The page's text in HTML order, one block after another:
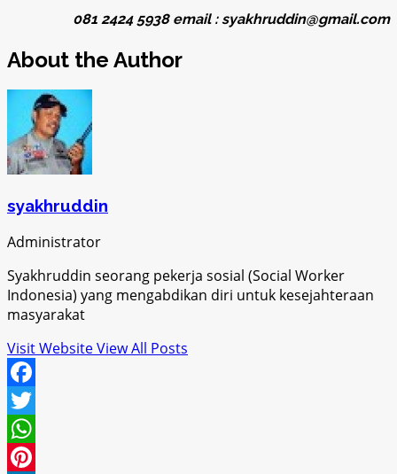
081 2424 5938 email : syakhruddin@gmail.com
About the Author
syakhruddin
Administrator
Syakhruddin seorang pekerja sosial (Social Worker
Indonesia) yang mengabdikan diri untuk kesejahteraan
masyarakat
Visit WebsiteView All Posts
Facebook
Twitter
WhatsApp